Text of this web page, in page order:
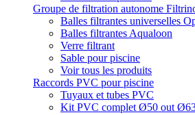
Groupe de filtration autonome
Balles filtrantes universelles
Balles filtrantes Aqualoon
Verre filtrant
Sable pour piscine
Voir tous les produits
Raccords PVC pour piscine
Tuyaux et tubes PVC
Kit PVC complet Ø50 out